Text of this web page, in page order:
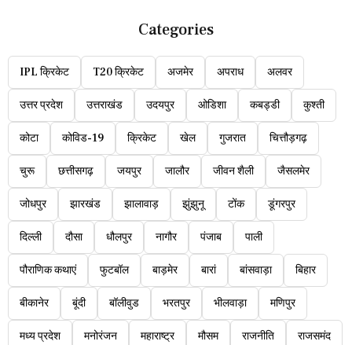
Categories
IPL क्रिकेट T20 क्रिकेट अजमेर अपराध अलवर
उत्तर प्रदेश उत्तराखंड उदयपुर ओडिशा कबड्डी कुश्ती
कोटा कोविड-19 क्रिकेट खेल गुजरात चित्तौड़गढ़
चुरू छत्तीसगढ़ जयपुर जालौर जीवन शैली जैसलमेर
जोधपुर झारखंड झालावाड़ झुंझुनू टोंक डूंगरपुर
दिल्ली दौसा धौलपुर नागौर पंजाब पाली
पौराणिक कथाएं फुटबॉल बाड़मेर बारां बांसवाड़ा बिहार
बीकानेर बूंदी बॉलीवुड भरतपुर भीलवाड़ा मणिपुर
मध्य प्रदेश मनोरंजन महाराष्ट्र मौसम राजनीति राजसमंद